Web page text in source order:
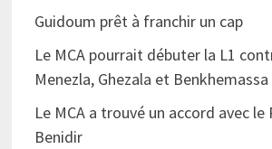
Guidoum prêt à franchir un cap
Le MCA pourrait débuter la L1
Menezla, Ghezala et Benkhemassa
Le MCA a trouvé un accord avec le
Benidir